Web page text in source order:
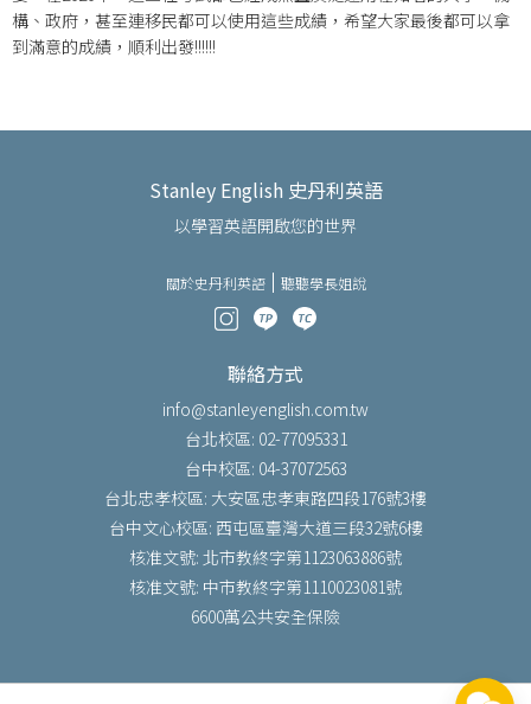
構、政府，甚至連移民都可以使用這些成績，希望大家最後都可以拿
到滿意的成績，順利出發!!!!!!
Stanley English 史丹利英語
以學習英語開啟您的世界
關於史丹利英語 聽聽學長姐說
聯絡方式
info@stanleyenglish.com.tw
台北校區: 02-77095331
台中校區: 04-37072563
台北忠孝校區: 大安區忠孝東路四段176號3樓
台中文心校區: 西屯區臺灣大道三段32號6樓
核准文號: 北市教終字第1123063886號
核准文號: 中市教終字第1110023081號
6600萬公共安全保險